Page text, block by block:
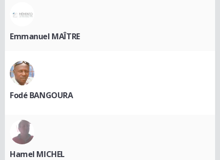
Emmanuel MAÎTRE
Fodé BANGOURA
Hamel MICHEL